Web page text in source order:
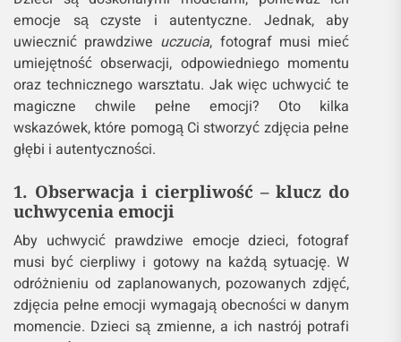
radości i wzruszenia
Fotografia dziecięca to sztuka uchwycenia nie tylko
obrazów, ale również emocji, które towarzyszą
chwilom pełnym radości, wzruszenia i beztroski.
Dzieci są doskonałymi modelami, ponieważ ich
emocje są czyste i autentyczne. Jednak, aby
uwiecznić prawdziwe
oraz technicznego warsztatu. Jak więc uchwycić te
magiczne chwile pełne emocji? Oto kilka
wskazówek, które pomogą Ci stworzyć zdjęcia pełne
głębi i autentyczności.
1. Obserwacja i cierpliwość – klucz do
uchwycenia emocji